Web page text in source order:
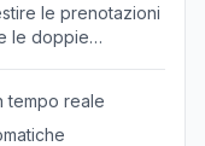
le prenotazioni
le doppie
tempo reale